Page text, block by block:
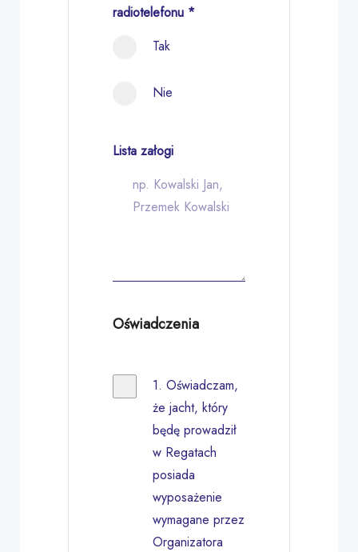
radiotelefonu *
Tak
Nie
Lista załogi
Oświadczenia
1. Oświadczam,
że jacht, który
będę prowadził
w Regatach
posiada
wyposażenie
wymagane przez
Organizatora